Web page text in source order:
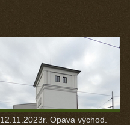
12.11.2023r. Opava východ.